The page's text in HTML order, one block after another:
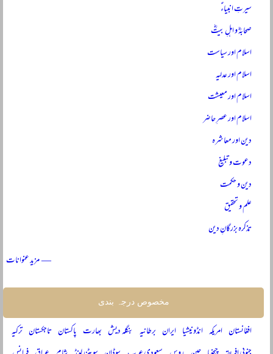
سیرتِ انبیاءؑ
صحابہؓ و اہلِ بیتؓ
اسلام اور سیاست
اسلام اور عدلیہ
اسلام اور معیشت
اسلام اور عصرِ حاضر
دین اور معاشرہ
دعوت و تبلیغ
دین و حکمت
علم و تحقیق
تذکرہ بزرگانِ دین
— مزید عنوانات
مخصوص درجہ بندی
افغانستان امریکہ انڈونیشیا ایران برطانیہ بنگلہ دیش بھارت پاکستان تاجکستان ترکیہ